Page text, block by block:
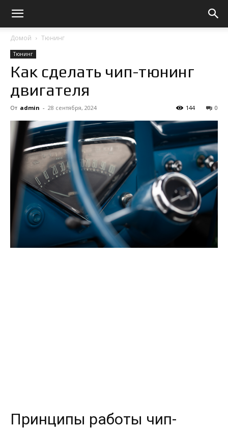
Домой Тюнинг
Тюнинг
Как сделать чип-тюнинг
двигателя
От admin - 28 сентября, 2024 0
144
Принципы работы чип-